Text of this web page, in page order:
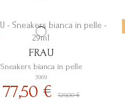
Sneakers bianca in pelle
FRAU
5969
77,50 € 129,00 €